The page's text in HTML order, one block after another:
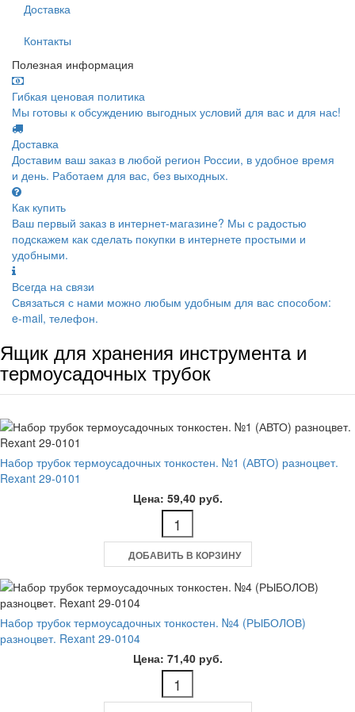
Доставка
Контакты
Полезная информация
Гибкая ценовая политика
Мы готовы к обсуждению выгодных условий для вас и для нас!
Доставка
Доставим ваш заказ в любой регион России, в удобное время
и день. Работаем для вас, без выходных.
Как купить
Ваш первый заказ в интернет-магазине? Мы с радостью
подскажем как сделать покупки в интернете простыми и
удобными.
Всегда на связи
Связаться с нами можно любым удобным для вас способом:
e-mail, телефон.
Ящик для хранения инструмента и
термоусадочных трубок
Набор трубок термоусадочных тонкостен. №1 (АВТО) разноцвет.
Rexant 29-0101
Цена: 59,40 руб.
ДОБАВИТЬ В КОРЗИНУ
Набор трубок термоусадочных тонкостен. №4 (РЫБОЛОВ)
разноцвет. Rexant 29-0104
Цена: 71,40 руб.